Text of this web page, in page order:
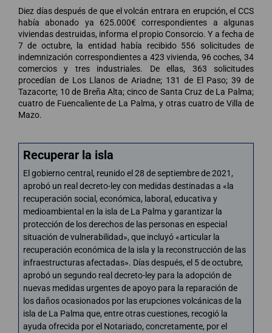
Diez días después de que el volcán entrara en erupción, el CCS
había abonado ya 625.000€ correspondientes a algunas
viviendas destruidas, informa el propio Consorcio. Y a fecha de
7 de octubre, la entidad había recibido 556 solicitudes de
indemnización correspondientes a 423 vivienda, 96 coches, 34
comercios y tres industriales. De ellas, 363 solicitudes
procedían de Los Llanos de Ariadne; 131 de El Paso; 39 de
Tazacorte; 10 de Breña Alta; cinco de Santa Cruz de La Palma;
cuatro de Fuencaliente de La Palma, y otras cuatro de Villa de
Mazo.
Recuperar la isla
El gobierno central, reunido el 28 de septiembre de 2021,
aprobó un real decreto-ley con medidas destinadas a «la
recuperación social, económica, laboral, educativa y
medioambiental en la isla de La Palma y garantizar la
protección de los derechos de las personas en especial
situación de vulnerabilidad», que incluyó «articular la
recuperación económica de la isla y la reconstrucción de las
infraestructuras afectadas». Días después, el 5 de octubre,
aprobó un segundo real decreto-ley para la adopción de
nuevas medidas urgentes de apoyo para la reparación de
los daños ocasionados por las erupciones volcánicas de la
isla de La Palma que, entre otras cuestiones, recogió la
ayuda ofrecida por el Notariado, concretamente, por el